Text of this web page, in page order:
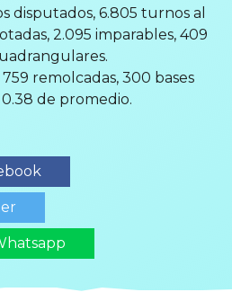
disputados, 6.805 turnos al
2.095 imparables, 409
remolcadas, 300 bases
de promedio.